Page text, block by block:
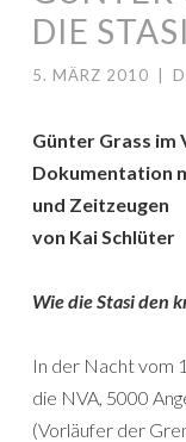
DIE
5. MÄRZ 2010
Günter Grass im
Dokumentation
und Zeitzeugen
von Kai Schlüter
Wie die Stasi den
In der Nacht vom
die NVA, 5000
(Vorläufer der